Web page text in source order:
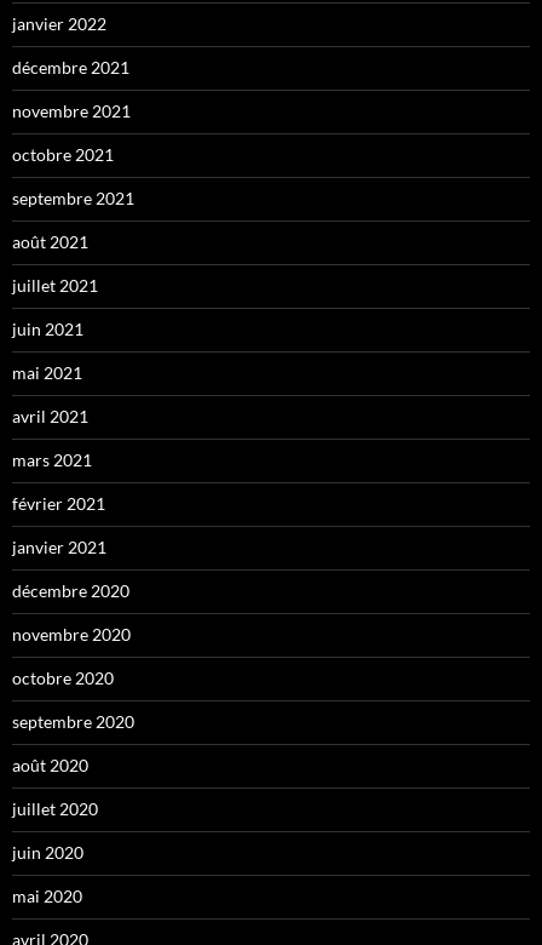
janvier 2022
décembre 2021
novembre 2021
octobre 2021
septembre 2021
août 2021
juillet 2021
juin 2021
mai 2021
avril 2021
mars 2021
février 2021
janvier 2021
décembre 2020
novembre 2020
octobre 2020
septembre 2020
août 2020
juillet 2020
juin 2020
mai 2020
avril 2020